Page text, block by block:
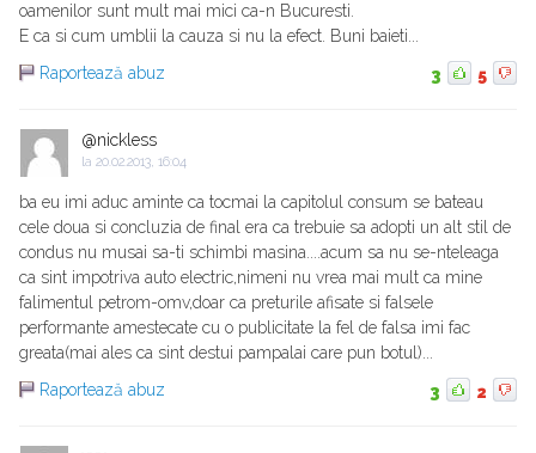
oamenilor sunt mult mai mici ca-n Bucuresti.
E ca si cum umblii la cauza si nu la efect. Buni baieti...
Raportează abuz
3 5
@nickless
la 20.02.2013, 16:04
ba eu imi aduc aminte ca tocmai la capitolul consum se bateau
cele doua si concluzia de final era ca trebuie sa adopti un alt stil de
condus nu musai sa-ti schimbi masina....acum sa nu se-nteleaga
ca sint impotriva auto electric,nimeni nu vrea mai mult ca mine
falimentul petrom-omv,doar ca preturile afisate si falsele
performante amestecate cu o publicitate la fel de falsa imi fac
greata(mai ales ca sint destui pampalai care pun botul)...
Raportează abuz
3 2